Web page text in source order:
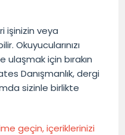
işinizin veya
Okuyucularınızı
için bırakın
Danışmanlık, dergi
sizinle birlikte
geçin, içeriklerinizi